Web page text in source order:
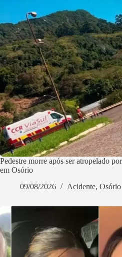
Pedestre morre após ser atropelado
em Osório
09/08/2026
Acidente, Osório